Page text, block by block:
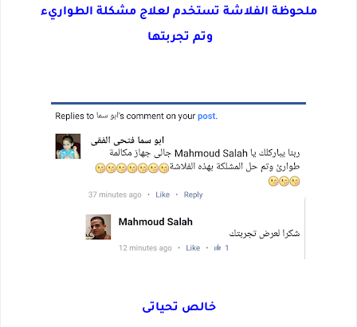
ملحوظة الفلاشة تستخدم لعلاج مشكلة الطواريء
وتم تجربتها
خالص تحياتى